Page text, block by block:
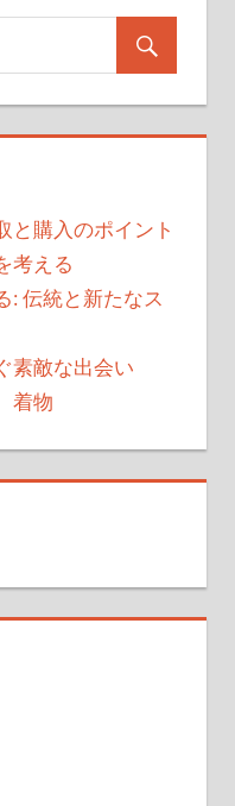
と購入のポイント
考える
: 伝統と新たなス
素敵な出会い
着物